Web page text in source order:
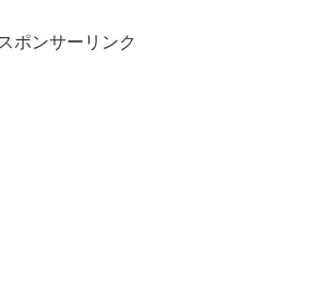
スポンサーリンク